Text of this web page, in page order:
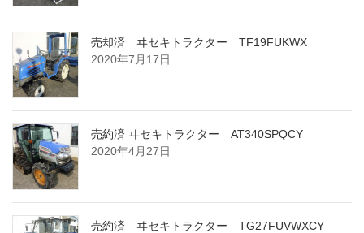
売却済 ヰセキトラクター TF19FUKWX
2020年7月17日
売約済 ヰセキトラクター AT340SPQCY
2020年4月27日
売約済 ヰセキトラクター TG27FUVWXCY